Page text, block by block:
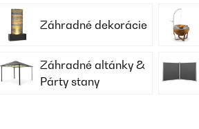
Záhradné dekorácie
Záhradné altánky &
Párty stany